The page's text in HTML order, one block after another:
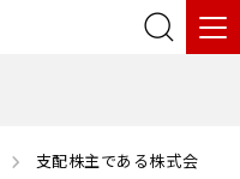
支配株主である株式会